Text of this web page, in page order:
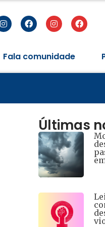
Fala comunidade
Últimas